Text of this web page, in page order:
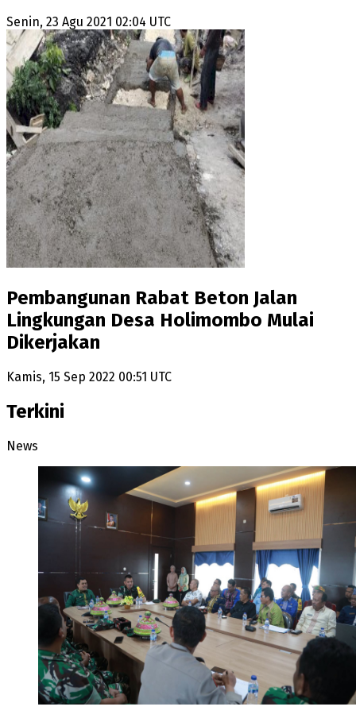
Senin, 23 Agu 2021 02:04 UTC
Pembangunan Rabat Beton Jalan
Lingkungan Desa Holimombo Mulai
Dikerjakan
Kamis, 15 Sep 2022 00:51 UTC
Terkini
News